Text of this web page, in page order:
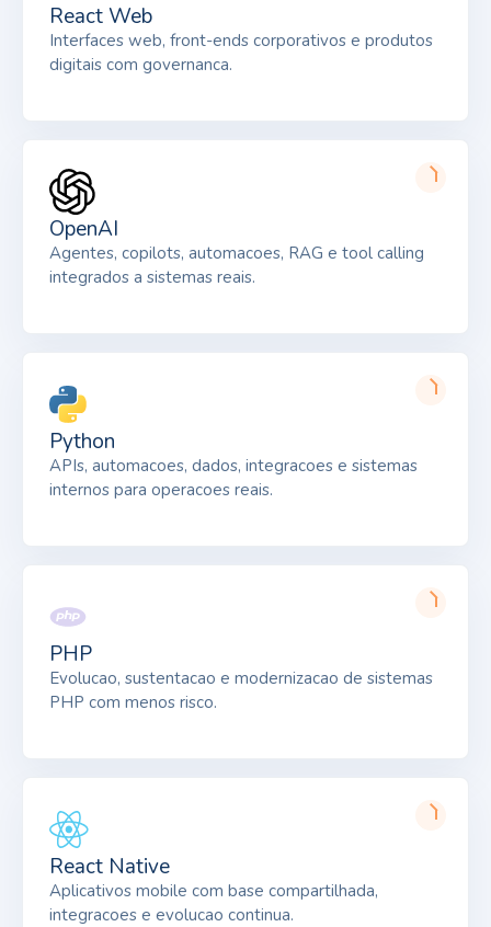
React Web
Interfaces web, front-ends corporativos e produtos
digitais com governanca.
OpenAI
Agentes, copilots, automacoes, RAG e tool calling
integrados a sistemas reais.
Python
APIs, automacoes, dados, integracoes e sistemas
internos para operacoes reais.
PHP
Evolucao, sustentacao e modernizacao de sistemas
PHP com menos risco.
React Native
Aplicativos mobile com base compartilhada,
integracoes e evolucao continua.